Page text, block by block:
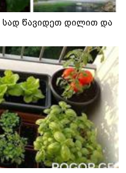
სად წავიდეთ დილით და